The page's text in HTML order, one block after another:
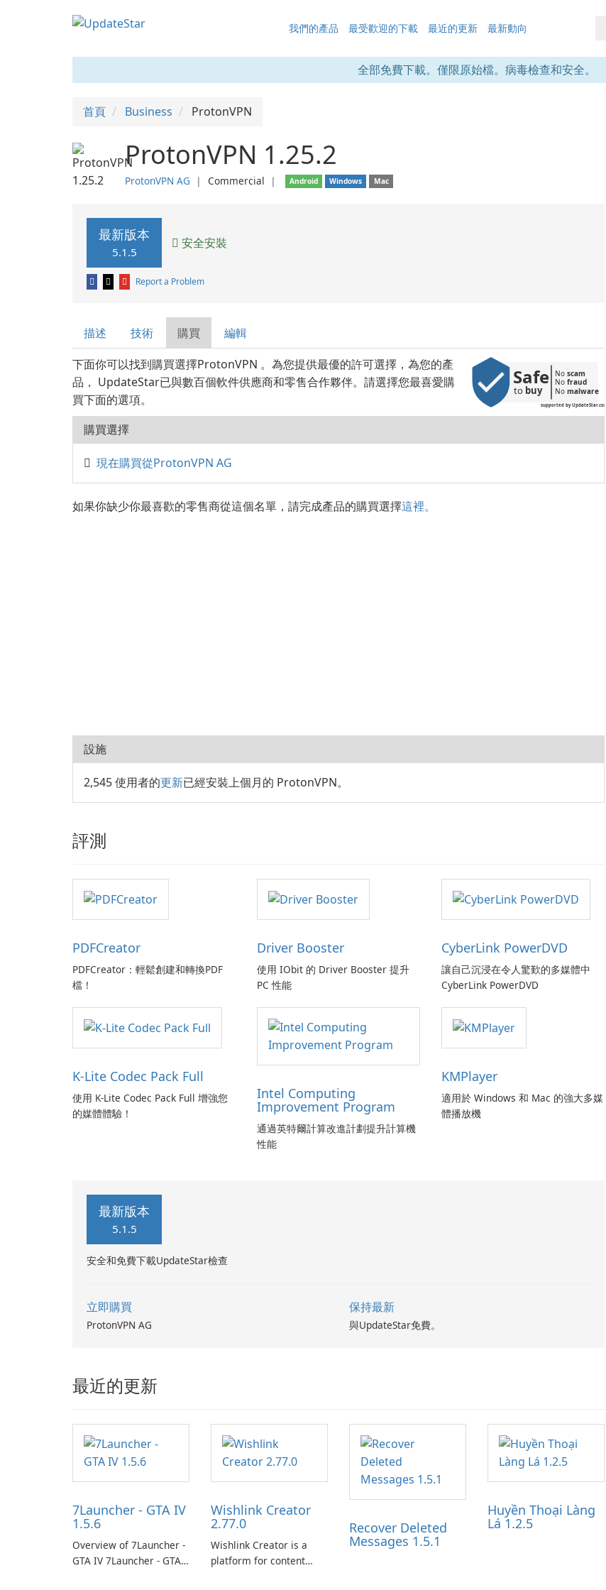
我們的產品 最受歡迎的下載 最近的更新 最新動向
全部免費下載。僅限原始檔。病毒檢查和安全。
首頁 Business ProtonVPN
ProtonVPN 1.25.2
ProtonVPN AG ❘ Commercial ❘ Android Windows Mac
最新版本
5.1.5
安全安裝
Report a Problem
描述 技術 購買 編輯
supported by UpdateStar.com
Safe
to buy
No scam
No fraud
No malware
下面你可以找到購買選擇ProtonVPN 。為您提供最優的許可選擇，為您的產
品， UpdateStar已與數百個軟件供應商和零售合作夥伴。請選擇您最喜愛購
買下面的選項。
購買選擇
現在購買從ProtonVPN AG
如果你缺少你最喜歡的零售商從這個名單，請完成產品的購買選擇這裡。
設施
2,545 使用者的更新已經安裝上個月的 ProtonVPN。
評測
PDFCreator
PDFCreator：輕鬆創建和轉換PDF
檔！
Driver Booster
使用 IObit 的 Driver Booster 提升
PC 性能
CyberLink PowerDVD
讓自己沉浸在令人驚歎的多媒體中
CyberLink PowerDVD
K-Lite Codec Pack Full
使用 K-Lite Codec Pack Full 增強您
的媒體體驗！
Intel Computing
Improvement Program
通過英特爾計算改進計劃提升計算機
性能
KMPlayer
適用於 Windows 和 Mac 的強大多媒
體播放機
最新版本
5.1.5
安全和免費下載UpdateStar檢查
立即購買
ProtonVPN AG
保持最新
與UpdateStar免費。
最近的更新
7Launcher - GTA IV
1.5.6
Overview of 7Launcher -
GTA IV 7Launcher - GTA
Wishlink Creator
2.77.0
Wishlink Creator is a
platform for content
Recover Deleted
Messages 1.5.1
Huyền Thoại Làng
Lá 1.2.5